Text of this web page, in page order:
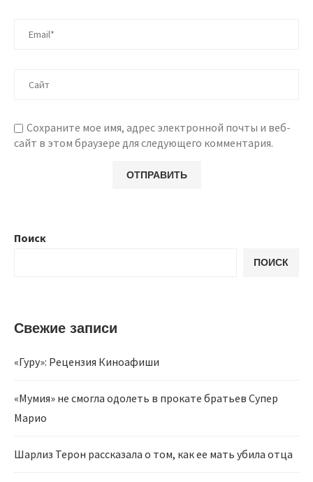
Сохраните мое имя, адрес электронной почты и веб-
сайт в этом браузере для следующего комментария.
Поиск
ПОИСК
Свежие записи
«Гуру»: Рецензия Киноафиши
«Мумия» не смогла одолеть в прокате братьев Супер
Марио
Шарлиз Терон рассказала о том, как ее мать убила отца